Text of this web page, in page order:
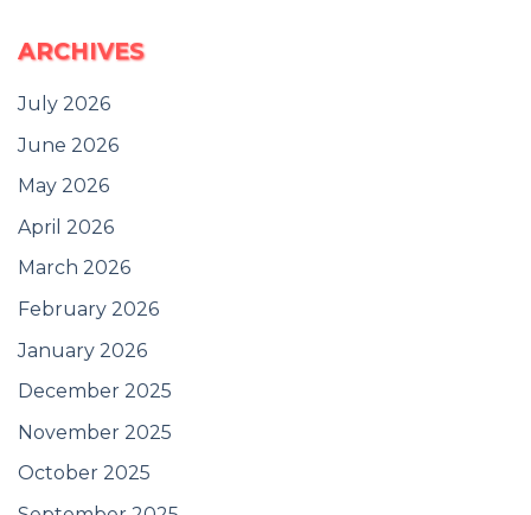
ARCHIVES
July 2026
June 2026
May 2026
April 2026
March 2026
February 2026
January 2026
December 2025
November 2025
October 2025